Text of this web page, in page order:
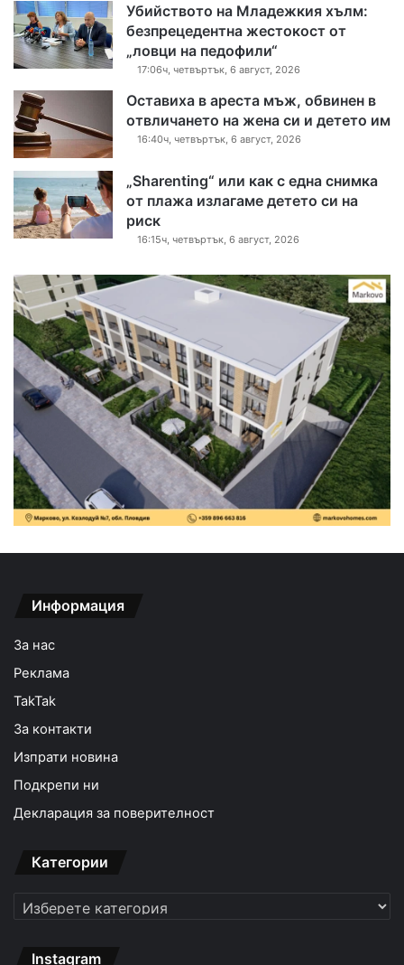
Убийството на Младежкия хълм:
безпрецедентна жестокост от
„ловци на педофили“
17:06ч, четвъртък, 6 август, 2026
Оставиха в ареста мъж, обвинен в
отвличането на жена си и детето им
16:40ч, четвъртък, 6 август, 2026
„Sharenting“ или как с една снимка
от плажа излагаме детето си на
риск
16:15ч, четвъртък, 6 август, 2026
Информация
За нас
Реклама
TakTak
За контакти
Изпрати новина
Подкрепи ни
Декларация за поверителност
Категории
Категории
Instagram